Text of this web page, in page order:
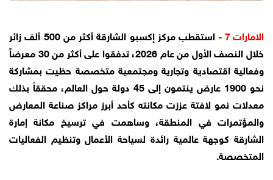
الامارات 7 -
استقطب مركز إكسبو الشارقة أكثر من 500 ألف زائر
خلال النصف الأول من عام 2026، تدفقوا على أكثر من 30 معرضاً
وفعالية اقتصادية وتجارية ومجتمعية متخصصة حظيت بمشاركة
نحو 1900 عارض ينتمون إلى 45 دولة حول العالم، محققاً بذلك
معدلات نمو لافتة عززت مكانته كأحد أبرز مراكز صناعة المعارض
والمؤتمرات في المنطقة، وساهمت في ترسيخ مكانة إمارة
الشارقة كوجهة عالمية رائدة لسياحة الأعمال وتنظيم الفعاليات
المتخصصة.